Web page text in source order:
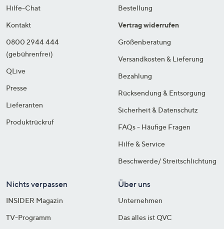
Hilfe-Chat
Kontakt
0800 2944 444
(gebührenfrei)
QLive
Presse
Lieferanten
Produktrückruf
Bestellung
Vertrag widerrufen
Größenberatung
Versandkosten & Lieferung
Bezahlung
Rücksendung & Entsorgung
Sicherheit & Datenschutz
FAQs - Häufige Fragen
Hilfe & Service
Beschwerde/ Streitschlichtung
Nichts verpassen
INSIDER Magazin
TV-Programm
Über uns
Unternehmen
Das alles ist QVC